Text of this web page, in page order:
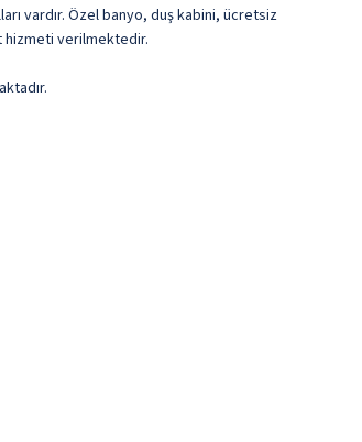
vardır. Özel banyo, duş kabini, ücretsiz
hizmeti verilmektedir.